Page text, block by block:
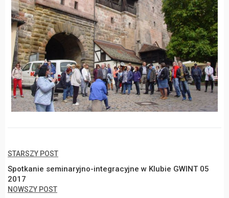
STARSZY POST
Spotkanie seminaryjno-integracyjne w Klubie GWINT 05
2017
NOWSZY POST